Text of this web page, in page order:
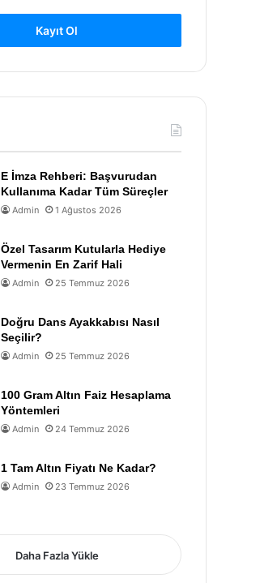
Kayıt Ol
E İmza Rehberi: Başvurudan
Kullanıma Kadar Tüm Süreçler
Admin 1 Ağustos 2026
Özel Tasarım Kutularla Hediye
Vermenin En Zarif Hali
Admin 25 Temmuz 2026
Doğru Dans Ayakkabısı Nasıl
Seçilir?
Admin 25 Temmuz 2026
100 Gram Altın Faiz Hesaplama
Yöntemleri
Admin 24 Temmuz 2026
1 Tam Altın Fiyatı Ne Kadar?
Admin 23 Temmuz 2026
Daha Fazla Yükle